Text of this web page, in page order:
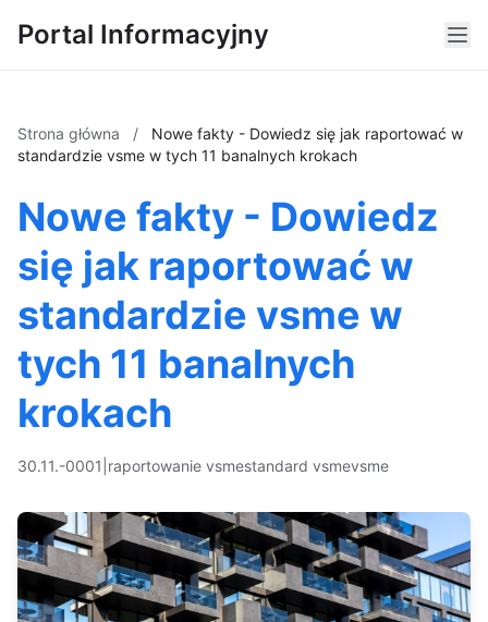
Portal Informacyjny
Strona główna /
Nowe fakty - Dowiedz się jak raportować w
standardzie vsme w tych 11 banalnych krokach
Nowe fakty - Dowiedz
się jak raportować w
standardzie vsme w
tych 11 banalnych
krokach
30.11.-0001 raportowanie vsmestandard vsmevsme